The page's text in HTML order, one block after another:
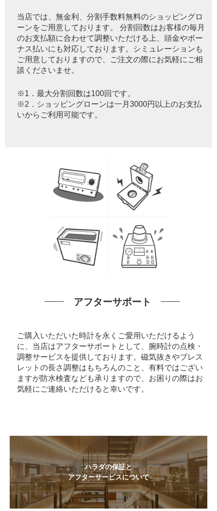
当店では、無金利、分割手数料無料のショッピングロ
ーンをご用意しております。 分割回数はお客様の毎月
のお支払額に合わせて調整いただける上、頭金やボー
ナス払いにも対応しております。シミュレーションも
ご用意しておりますので、ご注文の際にお気軽にご相
談くださいませ。
※1．最大分割回数は100回です。
※2．ショッピングローンは一月3000円以上のお支払
いからご利用可能です。
アフターサポート
ご購入いただいた時計を永くご愛用いただけるよう
に、当店はアフターサポートとして、腕時計の点検・
調整サービスを提供しております。磁気抜きやブレス
レットの長さ調整はもちろんのこと、有料ではござい
ますが防水検査なども承りますので、お困りの際はお
気軽にご連絡いただけると幸いです。
ハラダの保証と
アフターサービスについて